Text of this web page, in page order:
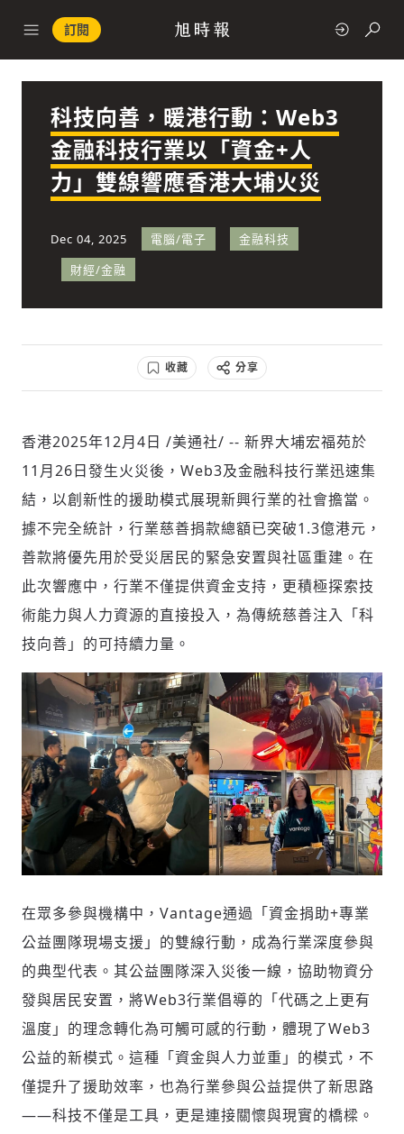
訂閱
快速連結
政治
經濟
科技
社會
人文
登入或註冊
歡迎您加入《旭時報》
掌握國際政經脈動
參與下一波全球科技革命
輸入 Email 驗證碼
(十分鐘內有效)
驗證
科技向善，暖港行動：Web3
金融科技行業以「資金+人
力」雙線響應香港大埔火災
Dec 04, 2025 電腦/電子
金融科技
財經/金融
收藏 分享
香港2025年12月4日 /美通社/ -- 新界大埔宏福苑於
11月26日發生火災後，Web3及金融科技行業迅速集
結，以創新性的援助模式展現新興行業的社會擔當。
據不完全統計，行業慈善捐款總額已突破1.3億港元，
善款將優先用於受災居民的緊急安置與社區重建。在
此次響應中，行業不僅提供資金支持，更積極探索技
術能力與人力資源的直接投入，為傳統慈善注入「科
技向善」的可持續力量。
在眾多參與機構中，Vantage通過「資金捐助+專業
公益團隊現場支援」的雙線行動，成為行業深度參與
的典型代表。其公益團隊深入災後一線，協助物資分
發與居民安置，將Web3行業倡導的「代碼之上更有
溫度」的理念轉化為可觸可感的行動，體現了Web3
公益的新模式。這種「資金與人力並重」的模式，不
僅提升了援助效率，也為行業參與公益提供了新思路
——科技不僅是工具，更是連接關懷與現實的橋樑。